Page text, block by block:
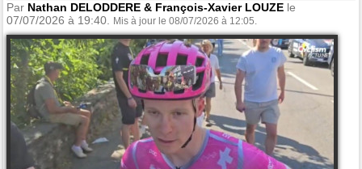
Par Nathan DELODDERE & François-Xavier LOUZE le
07/07/2026 à 19:40.
Mis à jour le 08/07/2026 à 12:05.